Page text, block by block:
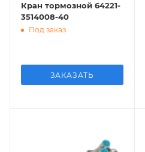
Кран тормозной 64221-
3514008-40
Под заказ
ЗАКАЗАТЬ